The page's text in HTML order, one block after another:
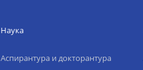
Наука
Аспирантура и докторантура